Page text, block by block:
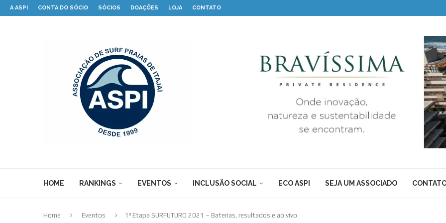
A ASPI CONTA DO SÓCIO SÓCIOS DOAÇÕES LOJA CONTATO
HOME RANKINGS EVENTOS INCLUSÃO SOCIAL ECO ASPI SEJA UM ASSOCIADO
Home Eventos 1ª Etapa SURFUTURO 2021 – Baterias, resultados e ao vivo